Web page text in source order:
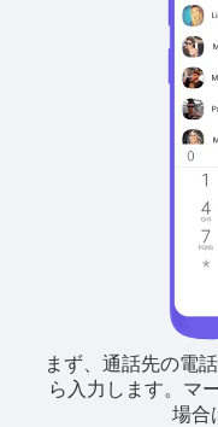
まず、通話先の電
ら入力します。 マ
場合